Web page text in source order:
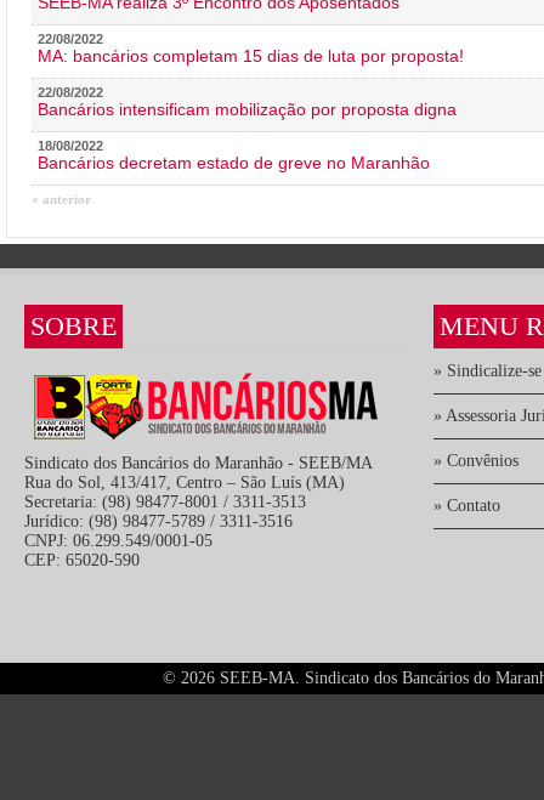
22/08/2022
MA: bancários completam 15 dias de luta por proposta!
22/08/2022
Bancários intensificam mobilização por proposta digna
18/08/2022
Bancários decretam estado de greve no Maranhão
« anterior
SOBRE
Sindicato dos Bancários do Maranhão - SEEB/MA
Rua do Sol, 413/417, Centro – São Luís (MA)
Secretaria: (98) 98477-8001 / 3311-3513
Jurídico: (98) 98477-5789 / 3311-3516
CNPJ: 06.299.549/0001-05
CEP: 65020-590
MENU
» Sindicalize-se
» Assessoria
» Convênios
» Contato
© 2026 SEEB-MA. Sindicato dos Bancários do